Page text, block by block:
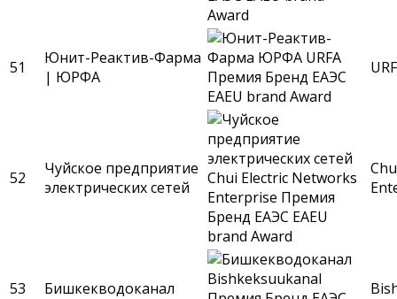
51
Юнит-Реактив-Фарма
| ЮРФА
52
Чуйское предприятие
электрических сетей
53 Бишкекводоканал